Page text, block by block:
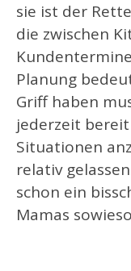
sie ist der
die zwischen
Planung
Griff haben
jederzeit
Situationen
relativ
schon ein
Mamas